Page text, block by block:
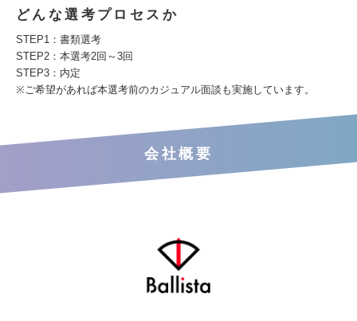
どんな選考プロセスか
STEP1：書類選考
STEP2：本選考2回～3回
STEP3：内定
※ご希望があれば本選考前のカジュアル面談も実施しています。
会社概要